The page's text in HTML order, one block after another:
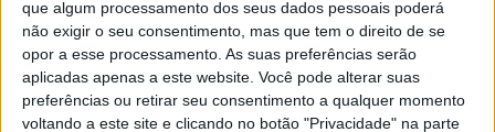
que algum processamento dos seus dados pessoais poderá
não exigir o seu consentimento, mas que tem o direito de se
opor a esse processamento. As suas preferências serão
aplicadas apenas a este website. Você pode alterar suas
preferências ou retirar seu consentimento a qualquer momento
voltando a este site e clicando no botão "Privacidade" na parte
TAGS Comédia Espetáculo Feliz Aniversário
João Baião
Viseu